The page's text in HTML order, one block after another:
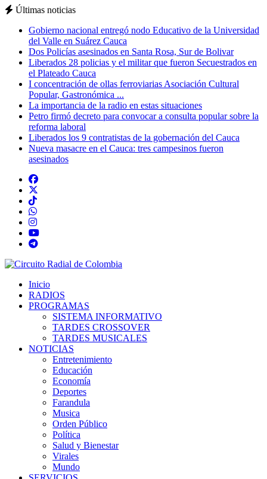
Últimas noticias
Gobierno nacional entregó nodo Educativo de la Universidad
del Valle en Suárez Cauca
Dos Policías asesinados en Santa Rosa, Sur de Bolivar
Liberados 28 policias y el militar que fueron Secuestrados en
el Plateado Cauca
I concentración de ollas ferroviarias Asociación Cultural
Popular, Gastronómica ...
La importancia de la radio en estas situaciones
Petro firmó decreto para convocar a consulta popular sobre la
reforma laboral
Liberados los 9 contratistas de la gobernación del Cauca
Nueva masacre en el Cauca: tres campesinos fueron
asesinados
Inicio
RADIOS
PROGRAMAS
SISTEMA INFORMATIVO
TARDES CROSSOVER
TARDES MUSICALES
NOTICIAS
Entretenimiento
Educación
Economía
Deportes
Farandula
Musica
Orden Público
Política
Salud y Bienestar
Virales
Mundo